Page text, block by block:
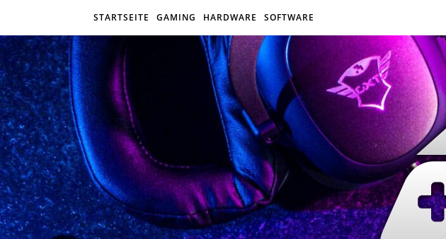
STARTSEITE GAMING HARDWARE SOFTWARE